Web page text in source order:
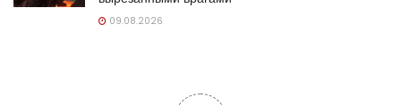
09.08.2026